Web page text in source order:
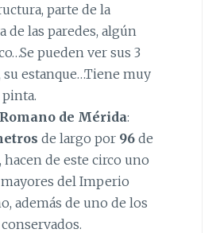
parte de la
de las paredes, algún
pueden ver sus 3
su estanque…Tiene muy
de Mérida:
de largo por 96de
hacen de este circo uno
del Imperio
además de uno de los